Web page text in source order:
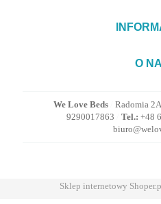
O
We Love Beds Radomia
9290017863
Tel.: +48
Sklep internetowy